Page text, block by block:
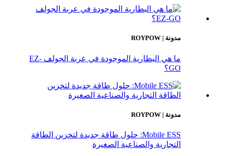
مدونة | ROYPOW
ما هي البطارية الموجودة في عربة الجولف EZ-
GO؟
مدونة | ROYPOW
Mobile ESS: حلول طاقة جديدة لتخزين الطاقة
التجارية والصناعية الصغيرة